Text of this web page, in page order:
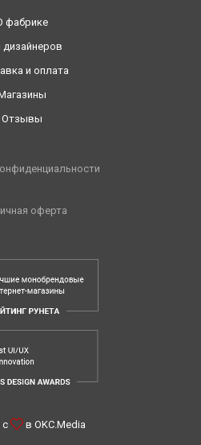
фабрике
дизайнеров
и оплата
Отзывы
оферта
с в OKC.Media